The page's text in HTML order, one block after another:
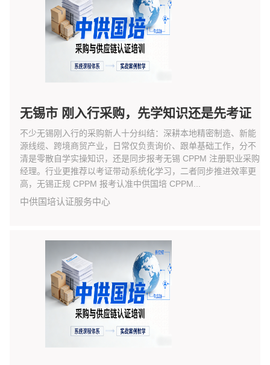
无锡市 刚入行采购，先学知识还是先考证
不少无锡刚入行的采购新人十分纠结：深耕本地精密制造、新能
源线缆、跨境商贸产业，日常仅负责询价、跟单基础工作，分不
清是零散自学实操知识，还是同步报考无锡 CPPM 注册职业采购
经理。行业更推荐以考证带动系统化学习，二者同步推进效率更
高，无锡正规 CPPM 报考认准中供国培 CPPM...
中供国培认证服务中心